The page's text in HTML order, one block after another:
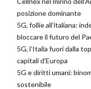
posizione dominante
5G, follie all’italiana:
bloccare il futuro del
5G, l’Italia fuori dalla
capitali d'Europa
5G e diritti umani:
sostenibile